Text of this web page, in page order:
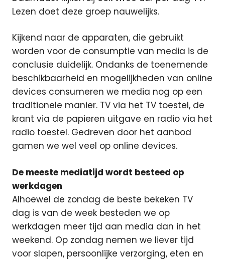
Lezen doet deze groep nauwelijks.
Kijkend naar de apparaten, die gebruikt
worden voor de consumptie van media is de
conclusie duidelijk. Ondanks de toenemende
beschikbaarheid en mogelijkheden van online
devices consumeren we media nog op een
traditionele manier. TV via het TV toestel, de
krant via de papieren uitgave en radio via het
radio toestel. Gedreven door het aanbod
gamen we wel veel op online devices.
De meeste mediatijd wordt besteed op
werkdagen
Alhoewel de zondag de beste bekeken TV
dag is van de week besteden we op
werkdagen meer tijd aan media dan in het
weekend. Op zondag nemen we liever tijd
voor slapen, persoonlijke verzorging, eten en